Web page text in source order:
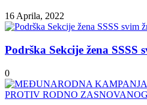
16 Aprila, 2022
Podrška Sekcije žena SSSS
0